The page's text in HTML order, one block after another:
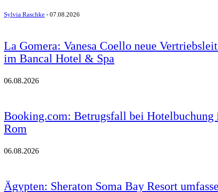
Sylvia Raschke - 07.08.2026
La Gomera: Vanesa Coello neue
im Bancal Hotel & Spa
06.08.2026
Booking.com: Betrugsfall bei Hotelbuchung
Rom
06.08.2026
Ägypten: Sheraton Soma Bay Resort